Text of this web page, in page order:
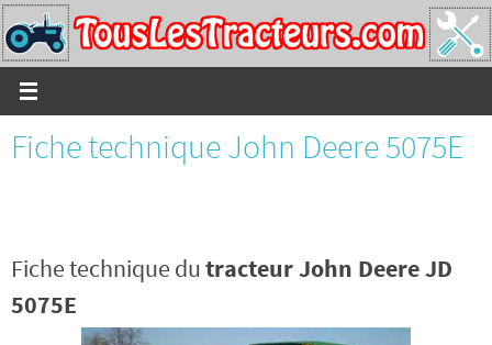
Passer
vers
le
contenu
Fiche technique John Deere 5075E
Fiche technique dutracteur John Deere JD
5075E